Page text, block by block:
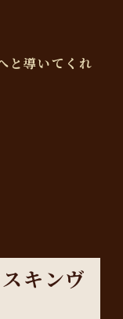
と導いてくれ
キンヴ